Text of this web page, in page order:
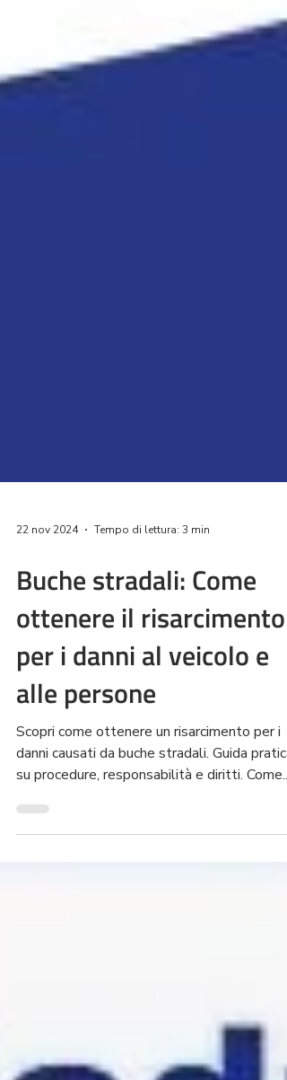
22 nov 2024 Tempo di lettura: 3 min
Buche stradali: Come
ottenere il risarcimento
per i danni al veicolo e
alle persone
danni causati da buche stradali. Guida pratica
su procedure, responsabilità e diritti. Come...